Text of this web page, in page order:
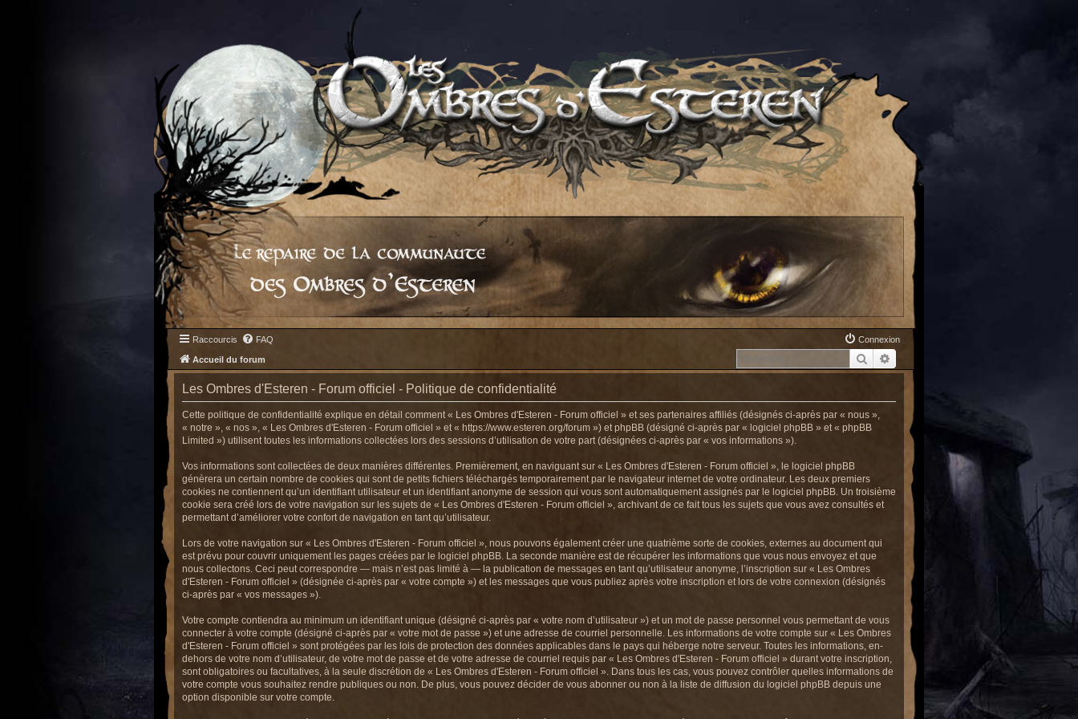
Raccourcis FAQ Connexion
Accueil du forum Rechercher
Les Ombres d'Esteren - Forum officiel - Politique de confidentialité
Cette politique de confidentialité explique en détail comment « Les Ombres d'Esteren - Forum officiel » et ses partenaires affiliés (désignés ci-après par « nous »,
« notre », « nos », « Les Ombres d'Esteren - Forum officiel » et « https://www.esteren.org/forum ») et phpBB (désigné ci-après par « logiciel phpBB » et « phpBB
Limited ») utilisent toutes les informations collectées lors des sessions d’utilisation de votre part (désignées ci-après par « vos informations »).
Vos informations sont collectées de deux manières différentes. Premièrement, en naviguant sur « Les Ombres d'Esteren - Forum officiel », le logiciel phpBB
génèrera un certain nombre de cookies qui sont de petits fichiers téléchargés temporairement par le navigateur internet de votre ordinateur. Les deux premiers
cookies ne contiennent qu’un identifiant utilisateur et un identifiant anonyme de session qui vous sont automatiquement assignés par le logiciel phpBB. Un troisième
cookie sera créé lors de votre navigation sur les sujets de « Les Ombres d'Esteren - Forum officiel », archivant de ce fait tous les sujets que vous avez consultés et
permettant d’améliorer votre confort de navigation en tant qu’utilisateur.
Lors de votre navigation sur « Les Ombres d'Esteren - Forum officiel », nous pouvons également créer une quatrième sorte de cookies, externes au document qui
est prévu pour couvrir uniquement les pages créées par le logiciel phpBB. La seconde manière est de récupérer les informations que vous nous envoyez et que
nous collectons. Ceci peut correspondre — mais n’est pas limité à — la publication de messages en tant qu’utilisateur anonyme, l’inscription sur « Les Ombres
d'Esteren - Forum officiel » (désignée ci-après par « votre compte ») et les messages que vous publiez après votre inscription et lors de votre connexion (désignés
ci-après par « vos messages »).
Votre compte contiendra au minimum un identifiant unique (désigné ci-après par « votre nom d’utilisateur ») et un mot de passe personnel vous permettant de vous
connecter à votre compte (désigné ci-après par « votre mot de passe ») et une adresse de courriel personnelle. Les informations de votre compte sur « Les Ombres
d'Esteren - Forum officiel » sont protégées par les lois de protection des données applicables dans le pays qui héberge notre serveur. Toutes les informations, en-
dehors de votre nom d’utilisateur, de votre mot de passe et de votre adresse de courriel requis par « Les Ombres d'Esteren - Forum officiel » durant votre inscription,
sont obligatoires ou facultatives, à la seule discrétion de « Les Ombres d'Esteren - Forum officiel ». Dans tous les cas, vous pouvez contrôler quelles informations de
votre compte vous souhaitez rendre publiques ou non. De plus, vous pouvez décider de vous abonner ou non à la liste de diffusion du logiciel phpBB depuis une
option disponible sur votre compte.